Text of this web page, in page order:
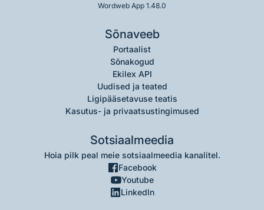
Wordweb App 1.48.0
Sõnaveeb
Portaalist
Sõnakogud
Ekilex API
Uudised ja teated
Ligipääsetavuse teatis
Kasutus- ja privaatsustingimused
Sotsiaalmeedia
Hoia pilk peal meie sotsiaalmeedia kanalitel.
Facebook
Youtube
LinkedIn